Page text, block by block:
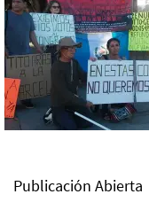
Publicación Abierta